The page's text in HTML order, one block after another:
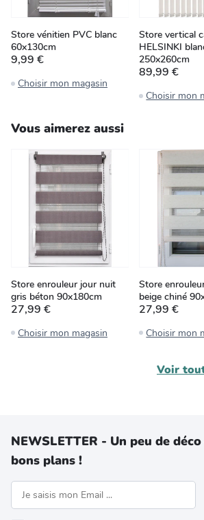
Store vénitien PVC blanc
60x130cm
9,99 €
Choisir mon magasin
Store vertical
HELSINKI
250x260cm
89,99 €
Choisir mon
Vous aimerez aussi
Store enrouleur jour nuit
gris béton 90x180cm
27,99 €
Choisir mon magasin
Store
beige chiné
27,99 €
Choisir mon
Voir
NEWSLETTER - Un peu de
bons plans !